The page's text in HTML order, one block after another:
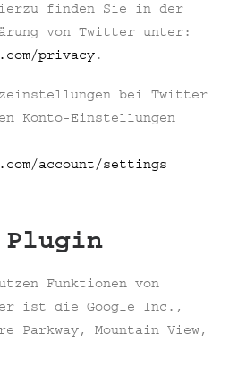
finden Sie in der
von Twitter unter:
privacy.
bei Twitter
Konto-Einstellungen
account/settings
Plugin
Funktionen von
ist die Google Inc.,
Parkway, Mountain View,